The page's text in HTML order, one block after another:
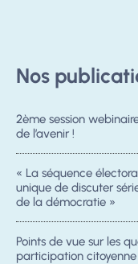
Nos
2ème session
de l’avenir !
« La séquence
unique de discuter
de la démocratie »
Points de vue sur les
participation citoyenne